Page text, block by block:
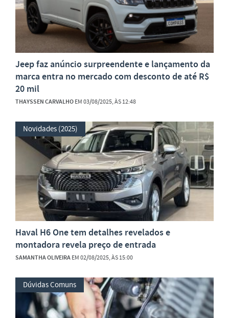
Jeep faz anúncio surpreendente e lançamento da
marca entra no mercado com desconto de até R$
20 mil
THAYSSEN CARVALHOEM 03/08/2025, ÀS 12:48
Novidades (2025)
Haval H6 One tem detalhes revelados e
montadora revela preço de entrada
SAMANTHA OLIVEIRAEM 02/08/2025, ÀS 15:00
Dúvidas Comuns